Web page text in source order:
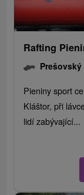
Rafting
Pieniny sport
Kláštor, při
lidí zabývající...